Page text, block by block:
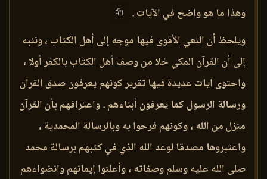
وهذا ما هو واضح في الآيات .
ويلحظ أن النعي الأقوى فيها موجه إلى أهل الكتاب ، وننبه
إلى أن القرآن المكي خلا من وصف أهل الكتاب بالكفر أولا ،
واحتوى آيات عديدة فيها تقرير كونهم يعرفون صدق القرآن
ورسالة الرسول كما يعرفون أبناءهم . واعترافهم بأن القرآن
منزل من الله ، وكونهم فرحوا به وبالرسالة المحمدية ،
واعتبروها مصدقا لوعد الله الذي في كتبهم برسالة محمد
صلى الله عليه وسلم وصفاته ، وأعلنوا إيمانهم وانضواءهم